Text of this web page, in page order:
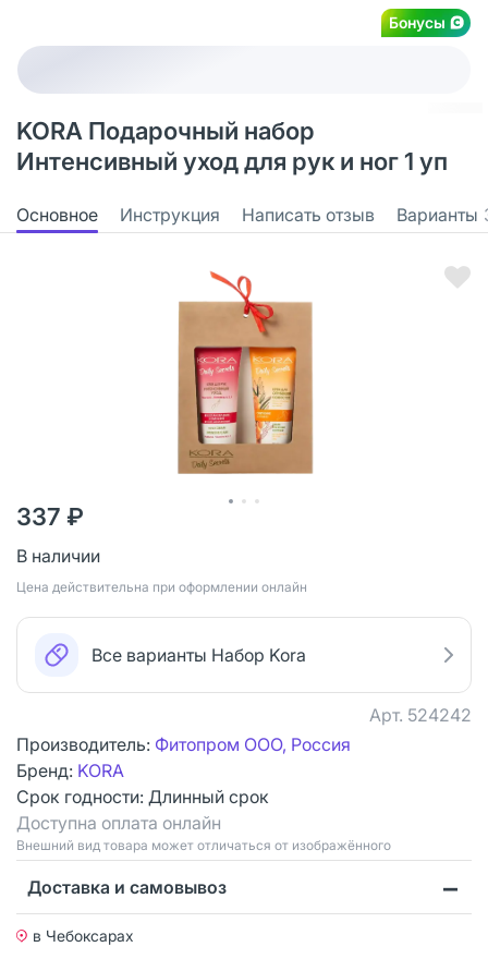
Бонусы
KORA Подарочный набор
Интенсивный уход для рук и ног 1 уп
Основное Инструкция Написать отзыв Варианты
337 ₽
В наличии
Цена действительна при оформлении онлайн
Все варианты Набор Kora
Арт. 524242
Производитель: Фитопром ООО, Россия
Бренд: KORA
Срок годности: Длинный срок
Доступна оплата онлайн
Bнешний вид товара может отличаться от изображённого
Доставка и самовывоз
в Чебоксарах